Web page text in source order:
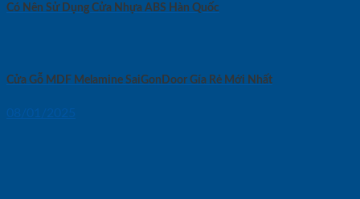
Có Nên Sử Dụng Cửa Nhựa ABS Hàn Quốc
Cửa Gỗ MDF Melamine SaiGonDoor Gía Rẻ Mới Nhất
08/01/2025